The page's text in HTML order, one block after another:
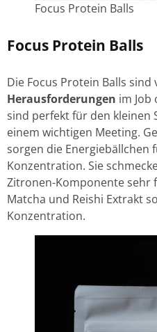
Focus Protein Balls
Focus Protein Balls
Die Focus Protein Balls
Herausforderungen im
sind perfekt für den kleinen
einem wichtigen Meeting.
sorgen die Energiebällchen
Konzentration. Sie
Zitronen-Komponente sehr
Matcha und Reishi Extrakt
Konzentration.